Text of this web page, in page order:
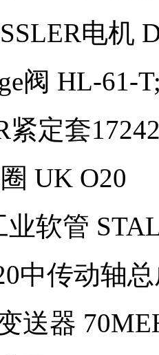
电机
阀 HL-61-
紧定套
UK O20
业软管
中传动轴
送器